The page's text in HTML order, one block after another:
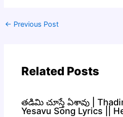
← Previous Post
Related Posts
తడిమి చూస్తే ఏశావు |
Yesavu Song Lyrics ||